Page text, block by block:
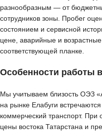
разнообразным — от
сотрудников зоны. Пробег
состоянием и сервисной
цене, аварийные и
соответствующей планке.
Особенности работы
Мы учитываем близость ОЭЗ
на рынке Елабуги
коммерческий транспорт.
цены востока Татарстана и